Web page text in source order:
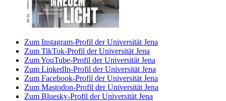
Zum Instagram-Profil der Universität Jena
Zum TikTok-Profil der Universität Jena
Zum YouTube-Profil der Universität Jena
Zum LinkedIn-Profil der Universität Jena
Zum Facebook-Profil der Universität Jena
Zum Mastodon-Profil der Universität Jena
Zum Bluesky-Profil der Universität Jena